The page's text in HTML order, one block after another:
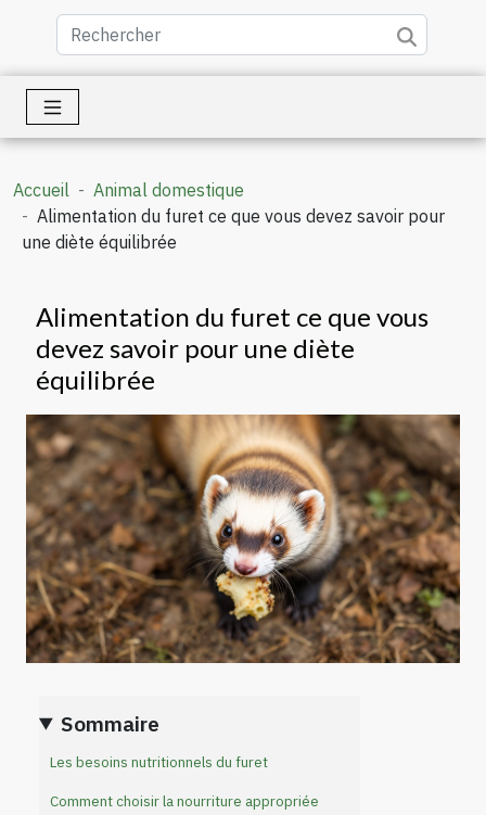
Accueil
Animal domestique
Alimentation du furet ce que vous devez savoir pour
une diète équilibrée
Alimentation du furet ce que vous
devez savoir pour une diète
équilibrée
Sommaire
Les besoins nutritionnels du furet
Comment choisir la nourriture appropriée